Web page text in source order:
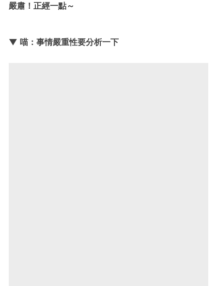
嚴肅！正經一點～
▼ 喵：事情嚴重性要分析一下